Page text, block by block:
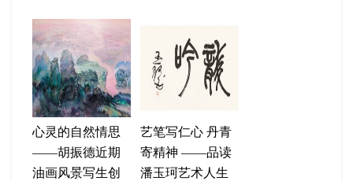
心灵的自然情思
——胡振德近期
油画风景写生创
艺笔写仁心 丹青
寄精神 ——品读
潘玉珂艺术人生